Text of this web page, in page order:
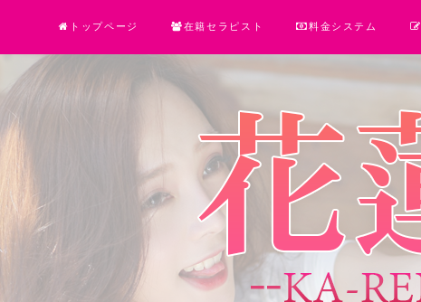
トップページ 在籍セラピスト 料金システム